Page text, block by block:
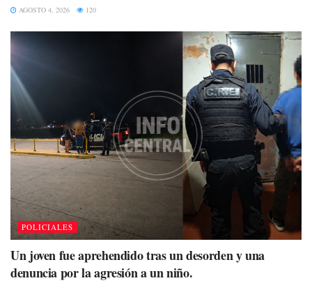
AGOSTO 4, 2026 120
POLICIALES
Un joven fue aprehendido tras un desorden y una
denuncia por la agresión a un niño.